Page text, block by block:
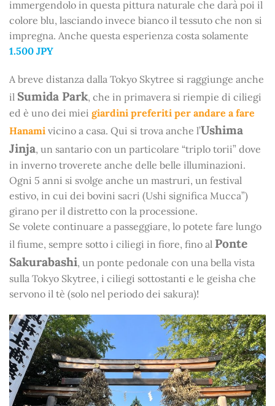
immergendolo in questa pittura naturale che darà poi il
colore blu, lasciando invece bianco il tessuto che non si
impregna. Anche questa esperienza costa solamente
1.500 JPY
A breve distanza dalla Tokyo Skytree si raggiunge anche
il Sumida Park, che in primavera si riempie di ciliegi
ed è uno dei miei giardini preferiti per andare a fare
Hanami vicino a casa. Qui si trova anche l’Ushima
Jinja, un santario con un particolare “triplo torii” dove
in inverno troverete anche delle belle illuminazioni.
Ogni 5 anni si svolge anche un mastruri, un festival
estivo, in cui dei bovini sacri (Ushi significa Mucca”)
girano per il distretto con la processione.
Se volete continuare a passeggiare, lo potete fare lungo
il fiume, sempre sotto i ciliegi in fiore, fino al Ponte
Sakurabashi, un ponte pedonale con una bella vista
sulla Tokyo Skytree, i ciliegi sottostanti e le geisha che
servono il tè (solo nel periodo dei sakura)!